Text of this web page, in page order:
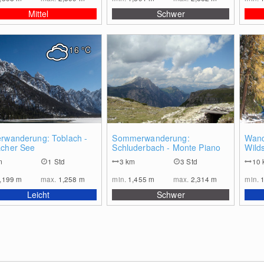
Mittel Schwer
Toblach -
See
1 Std
m max. 1,258 m
Leicht
16°C
Sommerwanderung:
Schluderbach - Monte Piano
3km
3 Std
min. 1,455m max. 2,314m
Schwer
10
min.